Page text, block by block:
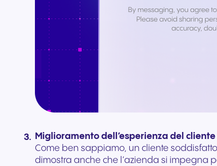
Miglioramento dell’esperienza del cliente
Come ben sappiamo, un cliente
dimostra anche che l’azienda si impegna